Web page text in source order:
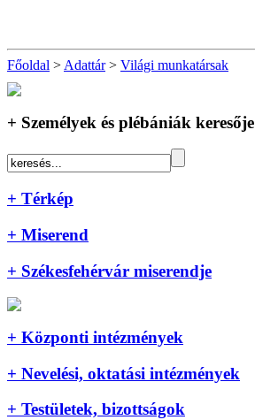
Főoldal > Adattár> Világi munkatársak
+ Személyek és plébániák keresője
+ Térkép
+ Miserend
+ Székesfehérvár miserendje
+ Központi intézmények
+ Nevelési, oktatási intézmények
+ Testületek, bizottságok